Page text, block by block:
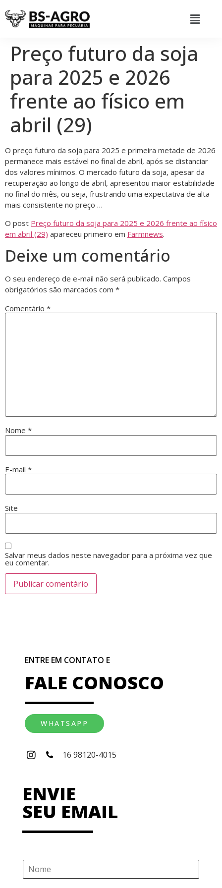
Preço futuro da soja
para 2025 e 2026
frente ao físico em
abril (29)
O preço futuro da soja para 2025 e primeira metade de 2026
permanece mais estável no final de abril, após se distanciar
dos valores mínimos. O mercado futuro da soja, apesar da
recuperação ao longo de abril, apresentou maior estabilidade
no final do mês, ou seja, frustrando uma expectativa de alta
mais consistente no preço …
O post Preço futuro da soja para 2025 e 2026 frente ao físico
em abril (29) apareceu primeiro em Farmnews.
Deixe um comentário
O seu endereço de e-mail não será publicado. Campos
obrigatórios são marcados com *
Comentário *
Nome *
E-mail *
Site
Salvar meus dados neste navegador para a próxima vez que
eu comentar.
ENTRE EM CONTATO E
FALE CONOSCO
WHATSAPP
16 98120-4015
ENVIE
SEU EMAIL
N